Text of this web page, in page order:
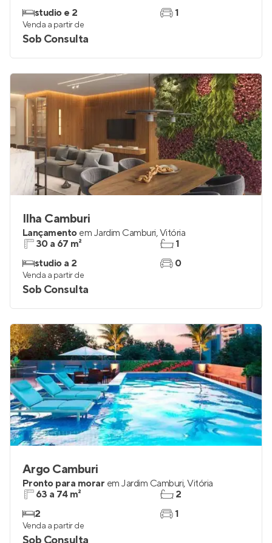
studio e 2
1
Venda a partir de
Sob Consulta
Ilha Camburi
Lançamento em Jardim Camburi,Vitória
30 a 67 m²
studio a 2
1
0
Venda a partir de
Sob Consulta
Argo Camburi
Pronto para morar em Jardim Camburi,Vitória
63 a 74 m²
2
2
1
Venda a partir de